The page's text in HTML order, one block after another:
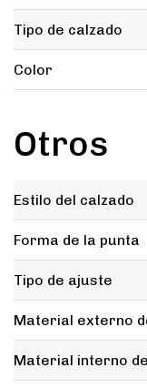
Tipo de calzado
Color
Otros
Estilo del calzado
Forma de la punta
Tipo de ajuste
Material externo
Material interno